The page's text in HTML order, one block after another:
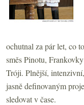
ochutnal za pár let, co
směs Pinotu,
Tróji. Plnější,
jasně definovaným
sledovat v čase.